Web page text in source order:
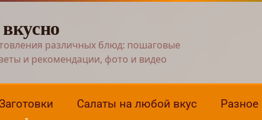
различных блюд: пошаговые
и рекомендации, фото и видео
Салаты на любой вкус Разное